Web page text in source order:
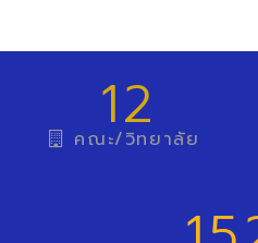
12
คณะ/วิทยาลัย